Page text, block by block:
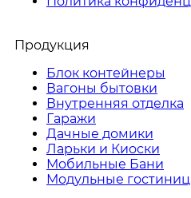
Продукция
Блок контейнеры
Вагоны бытовки
Внутренняя отделка
Гаражи
Дачные домики
Ларьки и Киоски
Мобильные Бани
Модульные